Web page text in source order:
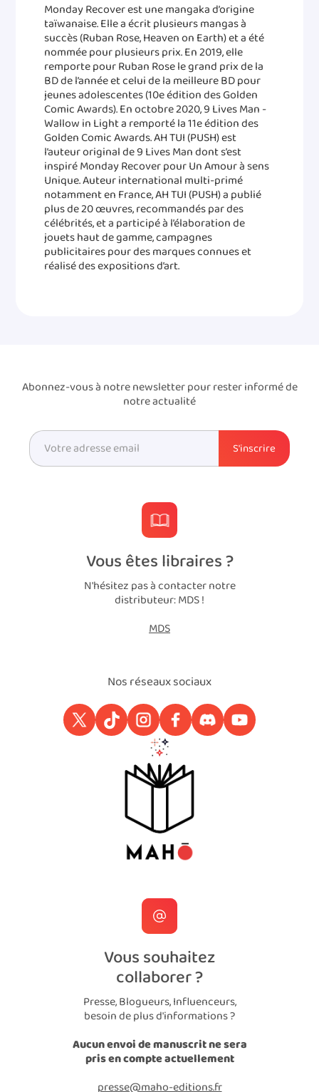
Monday Recover est une mangaka d’origine
taïwanaise. Elle a écrit plusieurs mangas à
succès (Ruban Rose, Heaven on Earth) et a été
nommée pour plusieurs prix. En 2019, elle
remporte pour Ruban Rose le grand prix de la
BD de l’année et celui de la meilleure BD pour
jeunes adolescentes (10e édition des Golden
Comic Awards). En octobre 2020, 9 Lives Man -
Wallow in Light a remporté la 11e édition des
Golden Comic Awards. AH TUI (PUSH) est
l’auteur original de 9 Lives Man dont s’est
inspiré Monday Recover pour Un Amour à sens
Unique. Auteur international multi-primé
notamment en France, AH TUI (PUSH) a publié
plus de 20 œuvres, recommandés par des
célébrités, et a participé à l’élaboration de
jouets haut de gamme, campagnes
publicitaires pour des marques connues et
réalisé des expositions d’art.
Abonnez-vous à notre newsletter pour rester informé de
notre actualité
Vous êtes libraires ?
N'hésitez pas à contacter notre
distributeur: MDS !
MDS
Nos réseaux sociaux
Vous souhaitez
collaborer ?
Presse, Blogueurs, Influenceurs,
besoin de plus d'informations ?
Aucun envoi de manuscrit ne sera
pris en compte actuellement
presse@maho-editions.fr